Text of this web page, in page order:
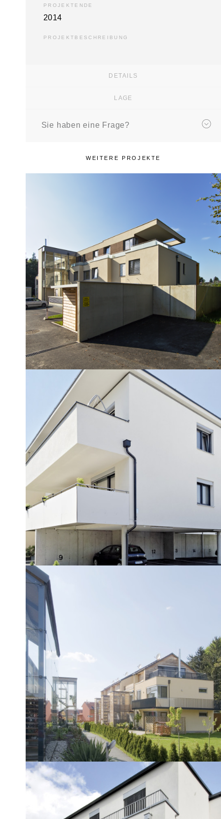
PROJEKTENDE
2014
PROJEKTBESCHREIBUNG
DETAILS
LAGE
Sie haben eine Frage?
Mit Übermittlung meiner Anfrage stimme ich den
Datenschutzbestimmungen
zu, sowie von der H2 Bauträger GmbH
Aussendungen per E-Mail zu erhalten und über aktuelle oder
zukünftige Immobilienangebote informiert zu werden.
WEITERE PROJEKTE
Green Village Graz
Mehrfamilienwohnhaus mit 10
Wohneinheiten und Tiefgarage
REFERENZOBJEKT
Neudorfer­straße
Mehrfamilienhaus mit 16 Wohneinheiten
REFERENZOBJEKT
Allerheiligen I & II
3 Mehrfamilienhäuser, 13 Wohneinheiten
und 5…
REFERENZOBJEKT
Anton Lehmann­gasse